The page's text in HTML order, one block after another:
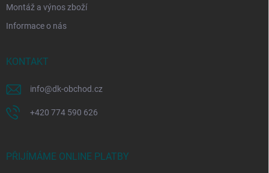
Montáž a výnos zboží
Informace o nás
KONTAKT
info@dk-obchod.cz
+420 774 590 626
PŘIJÍMÁME ONLINE PLATBY